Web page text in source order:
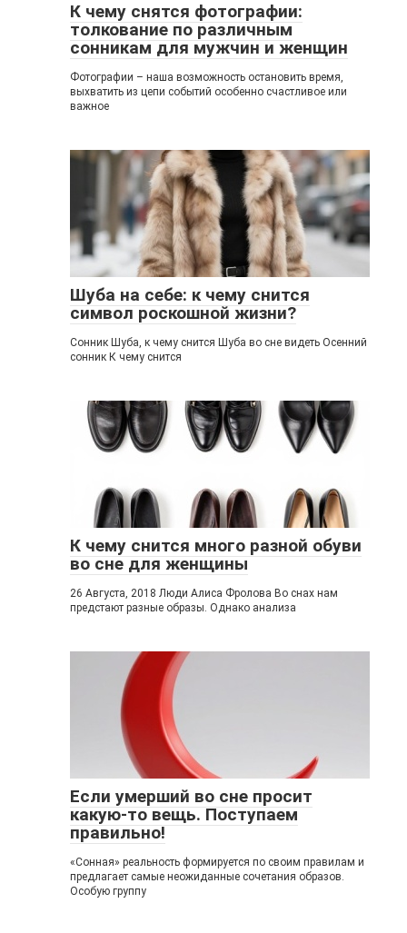
К чему снятся фотографии:
толкование по различным
сонникам для мужчин и женщин
Фотографии – наша возможность остановить время,
выхватить из цепи событий особенно счастливое или
важное
Шуба на себе: к чему снится
символ роскошной жизни?
Сонник Шуба, к чему снится Шуба во сне видеть Осенний
сонник К чему снится
К чему снится много разной обуви
во сне для женщины
26 Августа, 2018 Люди Алиса Фролова Во снах нам
предстают разные образы. Однако анализа
Если умерший во сне просит
какую-то вещь. Поступаем
правильно!
«Сонная» реальность формируется по своим правилам и
предлагает самые неожиданные сочетания образов.
Особую группу